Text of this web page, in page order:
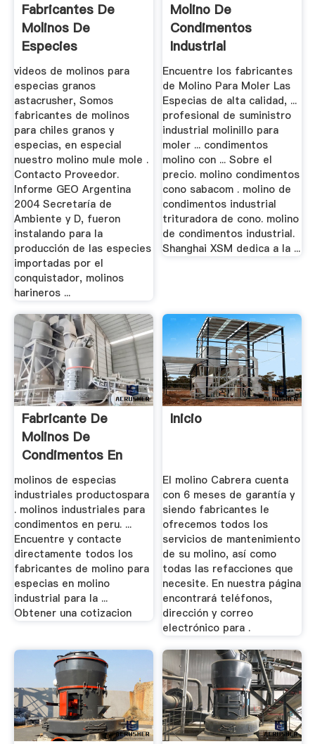
Fabricantes De
Molinos De
Especies
videos de molinos para
especias granos
astacrusher, Somos
fabricantes de molinos
para chiles granos y
especias, en especial
nuestro molino mule mole .
Contacto Proveedor.
Informe GEO Argentina
2004 Secretaría de
Ambiente y D, fueron
instalando para la
producción de las especies
importadas por el
conquistador, molinos
harineros ...
Molino De
Condimentos
Industrial
Encuentre los fabricantes
de Molino Para Moler Las
Especias de alta calidad, ...
profesional de suministro
industrial molinillo para
moler ... condimentos
molino con ... Sobre el
precio. molino condimentos
cono sabacom . molino de
condimentos industrial
trituradora de cono. molino
de condimentos industrial.
Shanghai XSM dedica a la ...
Fabricante De
Molinos De
Condimentos En
Peru
molinos de especias
industriales productospara
. molinos industriales para
condimentos en peru. ...
Encuentre y contacte
directamente todos los
fabricantes de molino para
especias en molino
industrial para la ...
Obtener una cotizacion
Inicio
El molino Cabrera cuenta
con 6 meses de garantía y
siendo fabricantes le
ofrecemos todos los
servicios de mantenimiento
de su molino, así como
todas las refacciones que
necesite. En nuestra página
encontrará teléfonos,
dirección y correo
electrónico para .